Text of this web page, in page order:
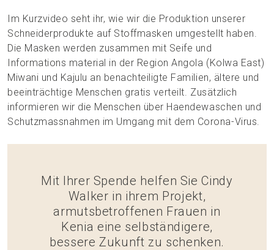
Im Kurzvideo seht ihr, wie wir die Produktion unserer
Schneiderprodukte auf Stoffmasken umgestellt haben.
Die Masken werden zusammen mit Seife und
Informations material in der Region Angola (Kolwa East)
Miwani und Kajulu an benachteiligte Familien, ältere und
beeinträchtige Menschen gratis verteilt. Zusätzlich
informieren wir die Menschen über Haendewaschen und
Schutzmassnahmen im Umgang mit dem Corona-Virus.
Mit Ihrer Spende helfen Sie Cindy
Walker in ihrem Projekt,
armutsbetroffenen Frauen in
Kenia eine selbständigere,
bessere Zukunft zu schenken.